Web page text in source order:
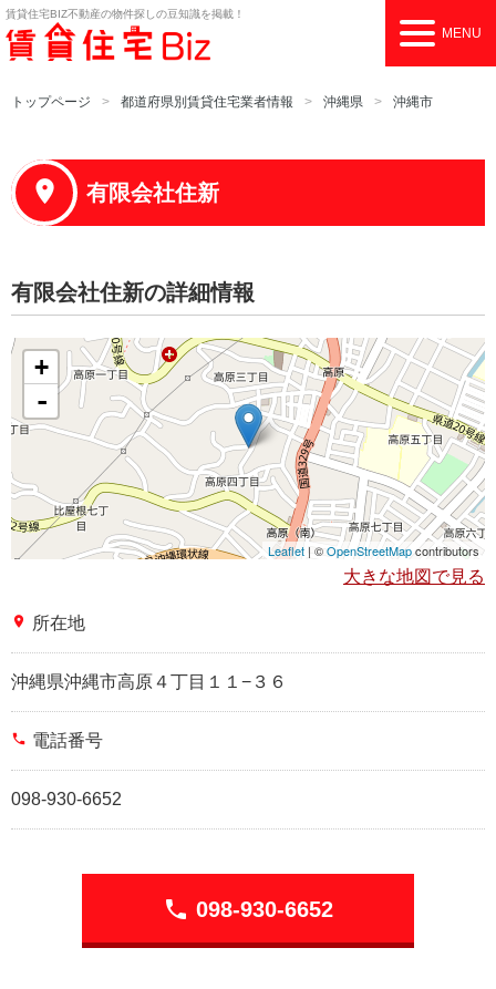
賃貸住宅BIZ不動産の物件探しの豆知識を掲載！
MENU
トップページ 都道府県別賃貸住宅業者情報 沖縄県 沖縄市
有限会社住新
有限会社住新の詳細情報
+
-
Leaflet | ©OpenStreetMapcontributors
大きな地図で見る
place 所在地
沖縄県沖縄市高原４丁目１１−３６
phone 電話番号
098-930-6652
phone 098-930-6652